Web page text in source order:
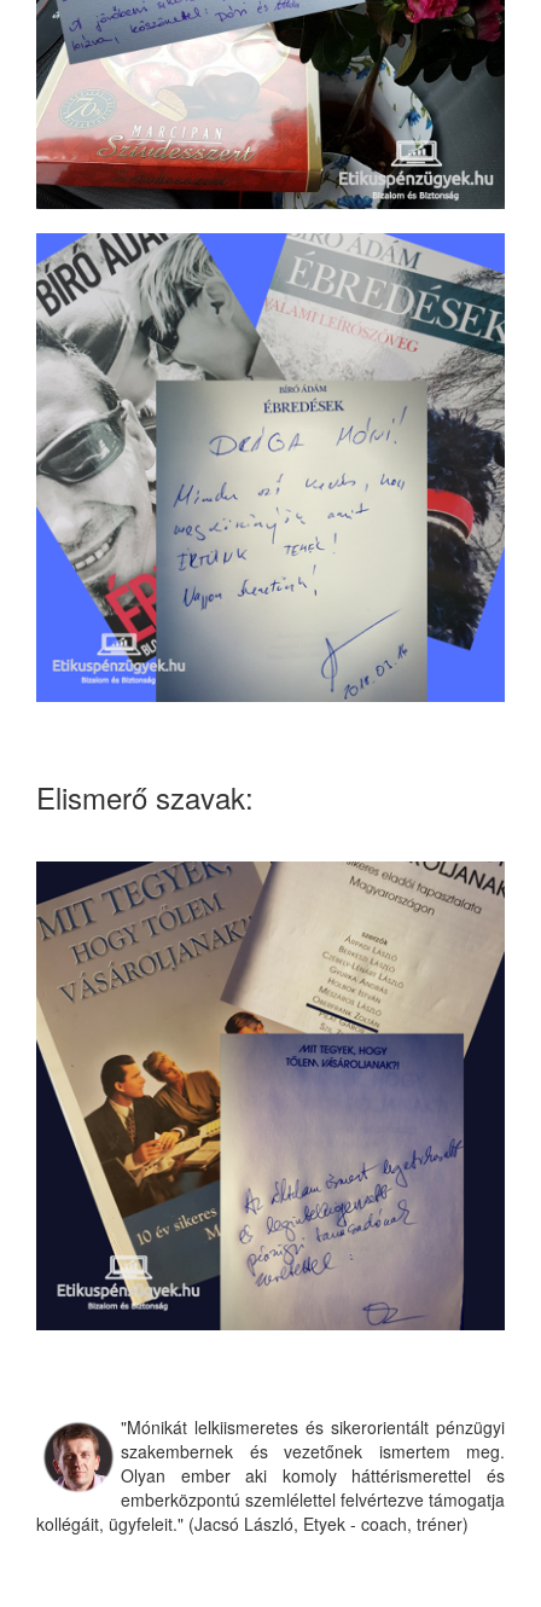
Elismerő szavak:
"Mónikát lelkiismeretes és sikerorientált pénzügyi
szakembernek és vezetőnek ismertem meg.
Olyan ember aki komoly háttérismerettel és
emberközpontú szemlélettel felvértezve támogatja
kollégáit, ügyfeleit." (Jacsó László, Etyek - coach, tréner)